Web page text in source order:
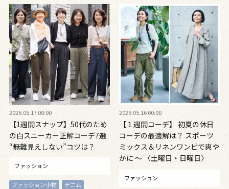
2026.05.17 00:00
【1週間スナップ】50代のため
の白スニーカー正解コーデ7選
“無難見えしない”コツは？
ファッション
ファッション小物
デニム
2026.05.16 00:00
【１週間コーデ】 初夏の休日
コーデの最適解は？ スポーツ
ミックス＆リネンワンピで爽や
かに ～ 〈土曜日・日曜日〉
ファッション